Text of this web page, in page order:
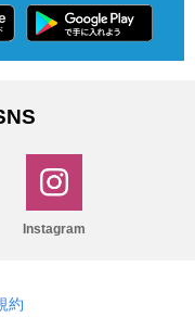
Instagram
約